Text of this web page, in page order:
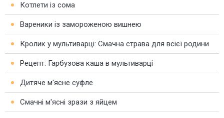
Котлети із сома
Вареники із замороженою вишнею
Кролик у мультиварці: Смачна страва для всієї родини
Рецепт: Гарбузова каша в мультиварці
Дитяче м'ясне суфле
Смачні м'ясні зрази з яйцем